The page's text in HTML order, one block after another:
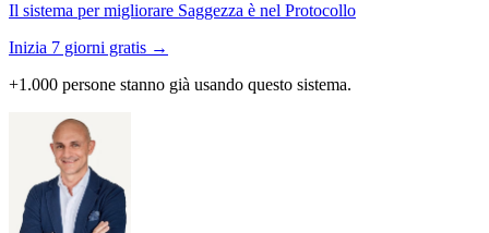
Il sistema per migliorare Saggezza è nel Protocollo
Inizia 7 giorni gratis →
+1.000 persone stanno già usando questo sistema.